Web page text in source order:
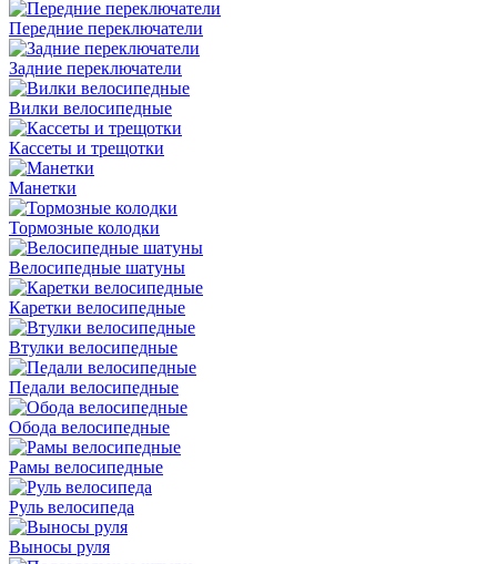
Передние переключатели
Задние переключатели
Вилки велосипедные
Кассеты и трещотки
Манетки
Тормозные колодки
Велосипедные шатуны
Каретки велосипедные
Втулки велосипедные
Педали велосипедные
Обода велосипедные
Рамы велосипедные
Руль велосипеда
Выносы руля